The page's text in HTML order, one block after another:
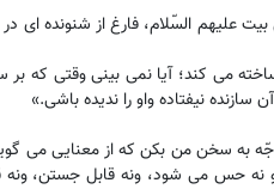
علیهم السّلام، فارغ از شنونده ای
می کند؛ آیا نمی بینی وقتی که بر
نیفتاده واو را ندیده باشی.»
سخن من بکن که از معنایی می
می شود، ونه قابل جستن، ونه